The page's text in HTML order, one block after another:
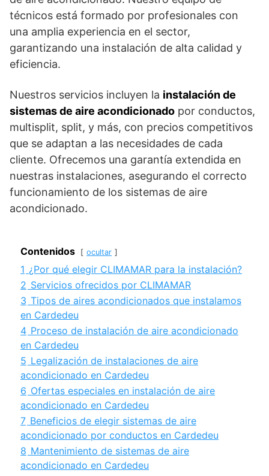
técnicos está formado por profesionales con
una amplia experiencia en el sector,
garantizando una instalación de alta calidad y
eficiencia.
Nuestros servicios incluyen la instalación de
sistemas de aire acondicionado por conductos,
multisplit, split, y más, con precios competitivos
que se adaptan a las necesidades de cada
cliente. Ofrecemos una garantía extendida en
nuestras instalaciones, asegurando el correcto
funcionamiento de los sistemas de aire
acondicionado.
Contenidos ocultar
1 ¿Por qué elegir CLIMAMAR para la instalación?
2 Servicios ofrecidos por CLIMAMAR
3 Tipos de aires acondicionados que instalamos
en Cardedeu
4 Proceso de instalación de aire acondicionado
en Cardedeu
5 Legalización de instalaciones de aire
acondicionado en Cardedeu
6 Ofertas especiales en instalación de aire
acondicionado en Cardedeu
7 Beneficios de elegir sistemas de aire
acondicionado por conductos en Cardedeu
8 Mantenimiento de sistemas de aire
acondicionado en Cardedeu